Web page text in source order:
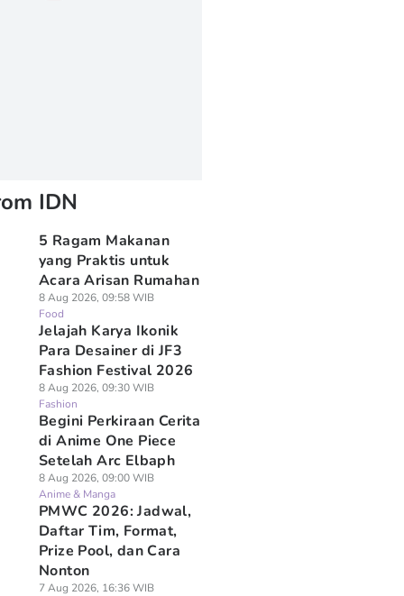
IDN
5 Ragam Makanan
yang Praktis untuk
Acara Arisan Rumahan
8 Aug 2026, 09:58 WIB
Food
Jelajah Karya Ikonik
Para Desainer di JF3
Fashion Festival 2026
8 Aug 2026, 09:30 WIB
Fashion
Begini Perkiraan Cerita
di Anime One Piece
Setelah Arc Elbaph
8 Aug 2026, 09:00 WIB
Anime & Manga
PMWC 2026: Jadwal,
Daftar Tim, Format,
Prize Pool, dan Cara
Nonton
7 Aug 2026, 16:36 WIB